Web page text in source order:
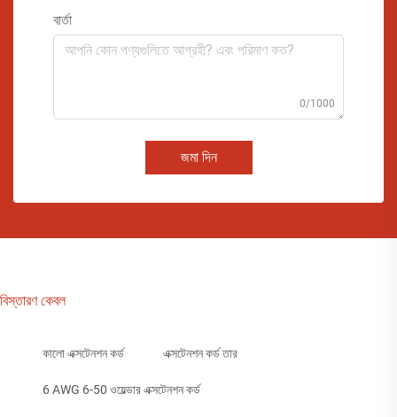
বার্তা
0/1000
জমা দিন
বিস্তারণ কেবল
কালো এক্সটেনশন কর্ড এক্সটেনশন কর্ড তার
6 AWG 6-50 ওয়েল্ডার এক্সটেনশন কর্ড